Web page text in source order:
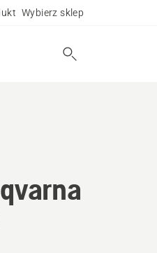
Wybierz sklep